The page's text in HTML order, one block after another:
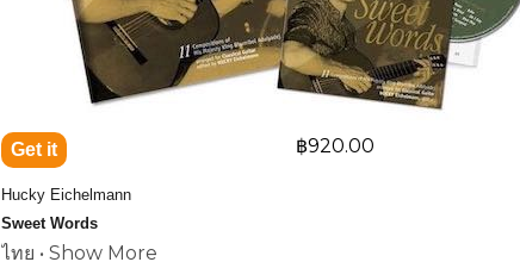
฿920.00
Hucky Eichelmann
Sweet Words
11 compositions by
ไทย • Show More